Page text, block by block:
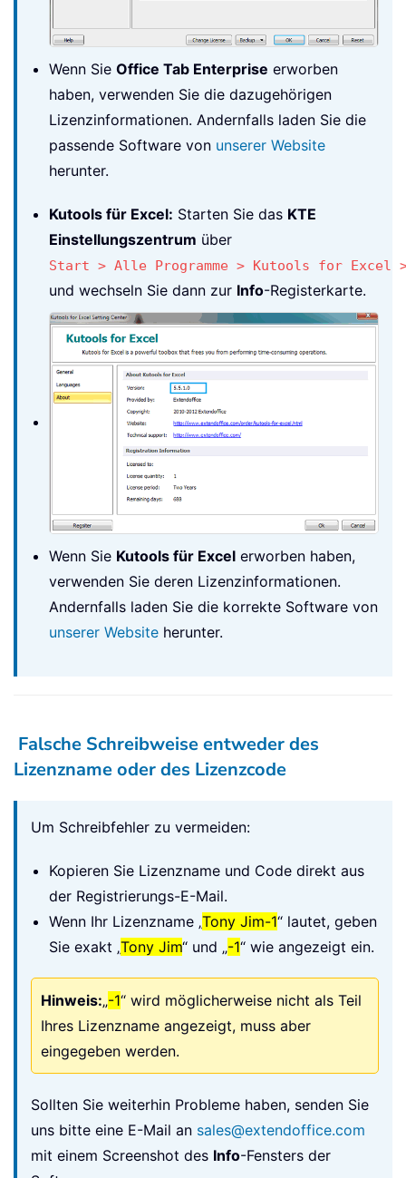
Wenn Sie Office Tab Enterprise erworben
haben, verwenden Sie die dazugehörigen
Lizenzinformationen. Andernfalls laden Sie die
passende Software von unserer Website
herunter.
Kutools für Excel: Starten Sie das KTE
Einstellungszentrum über
Start > Alle Programme > Kutools for Excel
und wechseln Sie dann zur Info-Registerkarte.
Wenn Sie Kutools für Excel erworben haben,
verwenden Sie deren Lizenzinformationen.
Andernfalls laden Sie die korrekte Software von
unserer Website herunter.
Falsche Schreibweise entweder des
Lizenzname oder des Lizenzcode
Um Schreibfehler zu vermeiden:
Kopieren Sie Lizenzname und Code direkt aus
der Registrierungs-E-Mail.
Wenn Ihr Lizenzname „Tony Jim-1“ lautet, geben
Sie exakt „Tony Jim“ und „-1“ wie angezeigt ein.
Hinweis:„-1“ wird möglicherweise nicht als Teil
Ihres Lizenzname angezeigt, muss aber
eingegeben werden.
Sollten Sie weiterhin Probleme haben, senden Sie
uns bitte eine E-Mail an sales@extendoffice.com
mit einem Screenshot des Info-Fensters der